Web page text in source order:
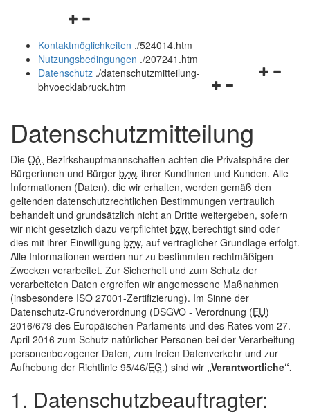
Navigationsmenü
und
schließen
Kontaktmöglichkeiten ./524014.htm
Nutzungsbedingungen ./207241.htm
Navigationsmenü
schließen
Datenschutz ./datenschutzmitteilung-
bhvoecklabruck.htm
Datenschutzmitteilung
Die Oö. Bezirkshauptmannschaften achten die Privatsphäre der
Bürgerinnen und Bürger bzw. ihrer Kundinnen und Kunden. Alle
Informationen (Daten), die wir erhalten, werden gemäß den
geltenden datenschutzrechtlichen Bestimmungen vertraulich
behandelt und grundsätzlich nicht an Dritte weitergeben, sofern
wir nicht gesetzlich dazu verpflichtet bzw. berechtigt sind oder
dies mit ihrer Einwilligung bzw. auf vertraglicher Grundlage erfolgt.
Alle Informationen werden nur zu bestimmten rechtmäßigen
Zwecken verarbeitet. Zur Sicherheit und zum Schutz der
verarbeiteten Daten ergreifen wir angemessene Maßnahmen
(insbesondere ISO 27001-Zertifizierung). Im Sinne der
Datenschutz-Grundverordnung (DSGVO - Verordnung (EU)
2016/679 des Europäischen Parlaments und des Rates vom 27.
April 2016 zum Schutz natürlicher Personen bei der Verarbeitung
personenbezogener Daten, zum freien Datenverkehr und zur
Aufhebung der Richtlinie 95/46/EG.) sind wir „Verantwortliche“.
1. Datenschutzbeauftragter: